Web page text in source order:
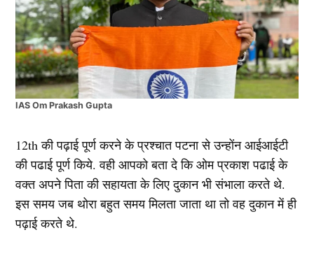
IAS Om Prakash Gupta
12th की पढ़ाई पूर्ण करने के प्रश्चात पटना से उन्होंन आईआईटी
की पढाई पूर्ण किये. वही आपको बता दे कि ओम प्रकाश पढाई के
वक्त अपने पिता की सहायता के लिए दुकान भी संभाला करते थे.
इस समय जब थोरा बहुत समय मिलता जाता था तो वह दुकान में ही
पढ़ाई करते थे.